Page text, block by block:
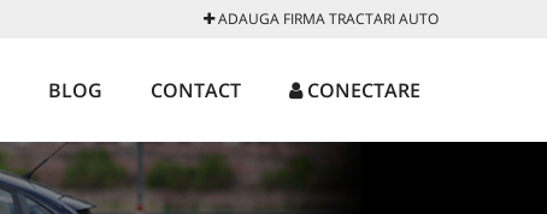
ADAUGA FIRMA TRACTARI AUTO
BLOG CONTACT CONECTARE